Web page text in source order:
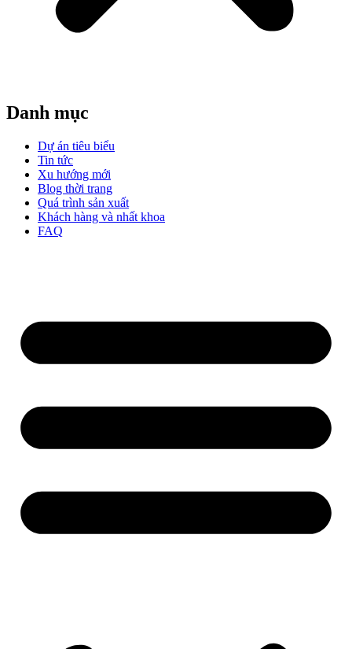
Danh mục
Dự án tiêu biểu
Tin tức
Xu hướng mới
Blog thời trang
Quá trình sản xuất
Khách hàng và nhất khoa
FAQ